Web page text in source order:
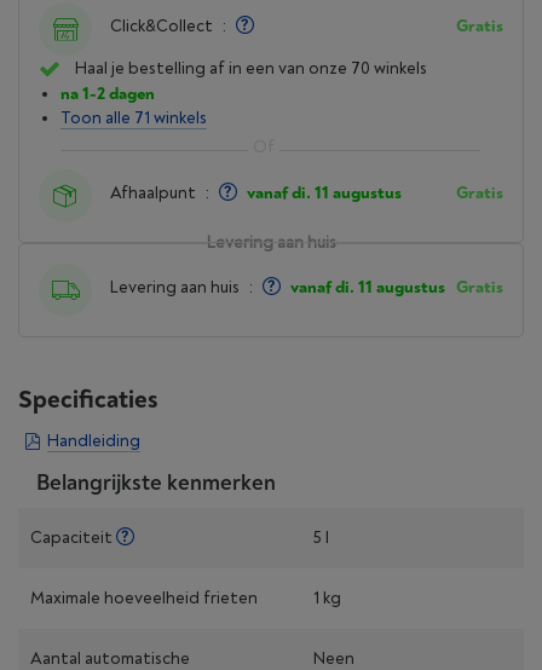
Levering aan huis
Levering aan huis : vanaf di. 11 augustus Gratis
Click&Collect : Gratis
Haal je bestelling af in een van onze 70 winkels
na 1-2 dagen
Toon alle 71 winkels
Afhaalpunt : vanaf di. 11 augustus Gratis
Specificaties
Handleiding
Belangrijkste kenmerken
Capaciteit 5 l
Maximale hoeveelheid frieten 1 kg
Aantal automatische
Neen